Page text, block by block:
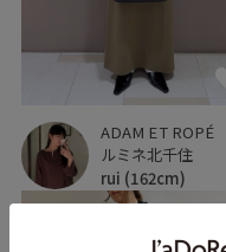
ADAM ET ROPÉ
ルミネ北千住
rui (162cm)